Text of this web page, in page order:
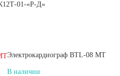
01-«Р-Д»
Электрокардиограф BTL-08 MT
В наличии